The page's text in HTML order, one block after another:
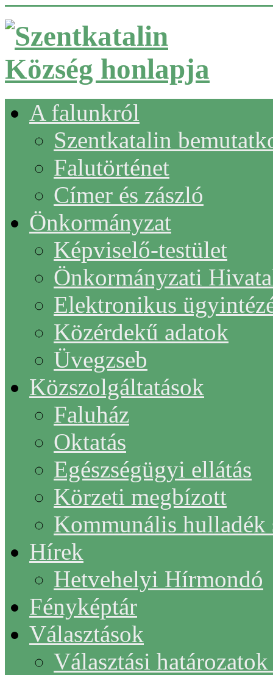
A falunkról
Szentkatalin
Falutörténet
Címer és zászló
Önkormányzat
Képviselő-testület
Önkormányzati
Elektronikus
Közérdekű adatok
Üvegzseb
Közszolgáltatások
Faluház
Oktatás
Egészségügyi ellátás
Körzeti megbízott
Kommunális hulladék
Hírek
Hetvehelyi Hírmondó
Fényképtár
Választások
Választási